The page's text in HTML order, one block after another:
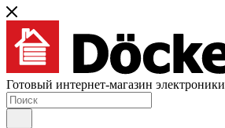
Готовый интернет-магазин электроники